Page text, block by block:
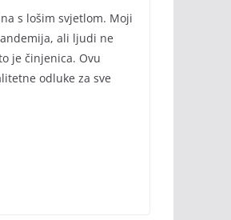
s lošim svjetlom. Moji
ali ljudi ne
je činjenica. Ovu
odluke za sve